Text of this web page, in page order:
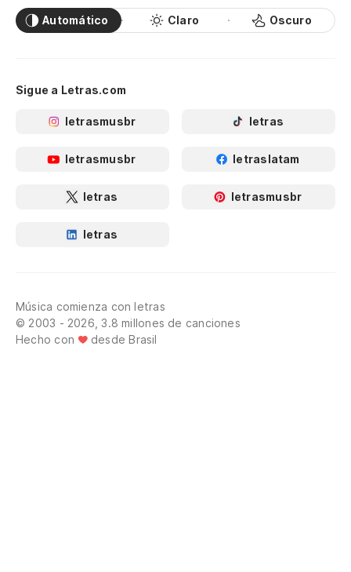
Automático Claro Oscuro
Sigue a Letras.com
letrasmusbr letras
letrasmusbr letraslatam
letras letrasmusbr
letras
Música comienza con letras
© 2003 - 2026, 3.8 millones de canciones
Hecho con
desde Brasil